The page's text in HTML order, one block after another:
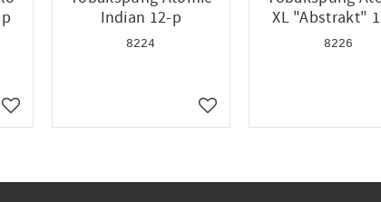
Lägg till i favoriter
Indian 12-p
8224
Lägg till i favoriter
XL "Abstrakt"
8226